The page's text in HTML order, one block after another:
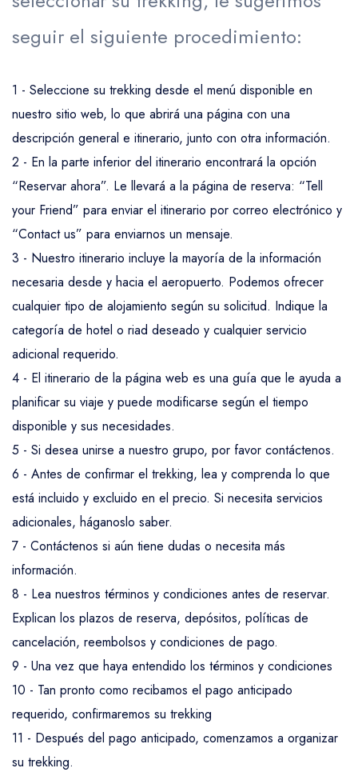
Trekking en las Montañas Altas del Atlas
seguir el siguiente procedimiento:
1 - Seleccione su trekking desde el menú disponible en
nuestro sitio web, lo que abrirá una página con una
descripción general e itinerario, junto con otra información.
2 - En la parte inferior del itinerario encontrará la opción
“Reservar ahora”. Le llevará a la página de reserva: “Tell
your Friend” para enviar el itinerario por correo electrónico y
“Contact us” para enviarnos un mensaje.
3 - Nuestro itinerario incluye la mayoría de la información
necesaria desde y hacia el aeropuerto. Podemos ofrecer
cualquier tipo de alojamiento según su solicitud. Indique la
categoría de hotel o riad deseado y cualquier servicio
adicional requerido.
4 - El itinerario de la página web es una guía que le ayuda a
planificar su viaje y puede modificarse según el tiempo
disponible y sus necesidades.
5 - Si desea unirse a nuestro grupo, por favor contáctenos.
6 - Antes de confirmar el trekking, lea y comprenda lo que
está incluido y excluido en el precio. Si necesita servicios
adicionales, háganoslo saber.
7 - Contáctenos si aún tiene dudas o necesita más
información.
8 - Lea nuestros términos y condiciones antes de reservar.
Explican los plazos de reserva, depósitos, políticas de
cancelación, reembolsos y condiciones de pago.
9 - Una vez que haya entendido los términos y condiciones
10 - Tan pronto como recibamos el pago anticipado
requerido, confirmaremos su trekking
11 - Después del pago anticipado, comenzamos a organizar
su trekking.